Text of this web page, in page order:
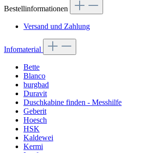
Bestellinformationen
Versand und Zahlung
Infomaterial
Bette
Blanco
burgbad
Duravit
Duschkabine finden - Messhilfe
Geberit
Hoesch
HSK
Kaldewei
Kermi